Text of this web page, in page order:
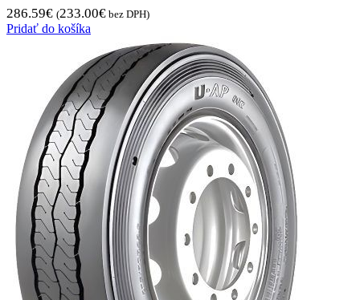
286.59€ (233.00€ bez DPH)
Pridať do košíka